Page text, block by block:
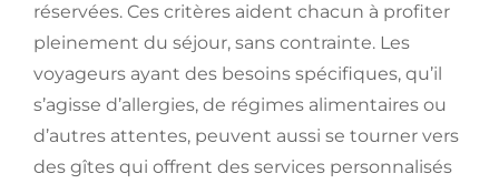
réservées. Ces critères aident chacun à profiter
pleinement du séjour, sans contrainte. Les
voyageurs ayant des besoins spécifiques, qu’il
s’agisse d’allergies, de régimes alimentaires ou
d’autres attentes, peuvent aussi se tourner vers
des gîtes qui offrent des services personnalisés